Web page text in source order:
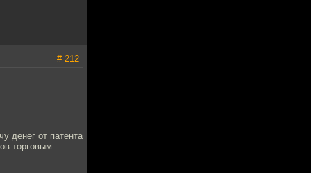
# 212
денег от патента
торговым